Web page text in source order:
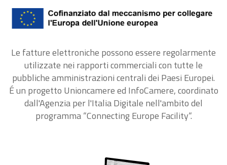
Le fatture elettroniche possono essere regolarmente
utilizzate nei rapporti commerciali con tutte le
pubbliche amministrazioni centrali dei Paesi Europei.
É un progetto Unioncamere ed InfoCamere, coordinato
dall'Agenzia per l'Italia Digitale nell'ambito del
programma “Connecting Europe Facility“.